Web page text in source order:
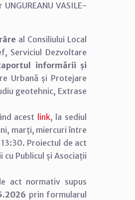
VASILE-
al Consiliului Local
Serviciul Dezvoltare
informării și
Urbană și Protejare
geotehnic, Extrase
acest link, la sediul
marți, miercuri între
Proiectul de act
cu Publicul și Asociații
act normativ supus
prin formularul